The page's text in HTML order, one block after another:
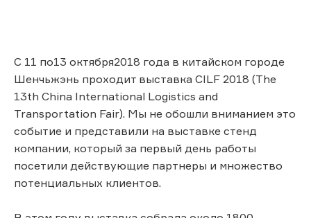
С 11 по13 октября2018 года в китайском городе
Шенчьжэнь проходит выставка CILF 2018 (The
13th China International Logistics and
Transportation Fair). Мы не обошли вниманием это
событие и представили на выставке стенд
компании, который за первый день работы
посетили действующие партнеры и множество
потенциальных клиентов.